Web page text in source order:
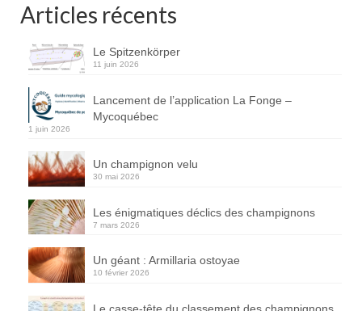
Articles récents
Le Spitzenkörper
11 juin 2026
Lancement de l’application La Fonge –
Mycoquébec
1 juin 2026
Un champignon velu
30 mai 2026
Les énigmatiques déclics des champignons
7 mars 2026
Un géant : Armillaria ostoyae
10 février 2026